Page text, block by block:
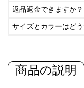
返品返金できますか？
サイズとカラーはど
商品の説明